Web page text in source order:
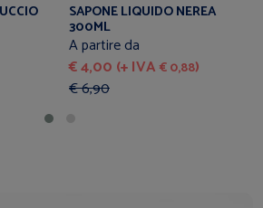
SAPONE LIQUIDO NEREA
300ML
A partire da
€ 4,00 (+ IVA € 0,88)
€ 6,90